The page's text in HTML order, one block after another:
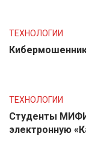
ТЕХНОЛОГИИ
ТЕХНОЛОГИИ
Студенты
электронную